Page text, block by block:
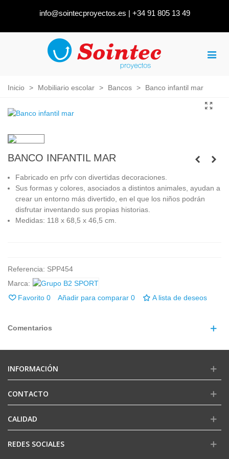
info@sointecproyectos.es | +34 91 805 13 49
Inicio > Mobiliario escolar > Bancos > Banco infantil mar
BANCO INFANTIL MAR
Fabricado en prfv con divertidas decoraciones.
Sus formas y colores, asociados a distintos animales, ayudan a
crear un entorno más divertido, en el que los niños podrán
disfrutar inventando sus propias historias.
Medidas: 118 x 68,5 x 46,5 cm.
Referencia: SPP454
Marca:
Favorito 0 Añadir para comparar 0 A lista de deseos
Comentarios
INFORMACIÓN
CONTACTO
CALIDAD
REDES SOCIALES